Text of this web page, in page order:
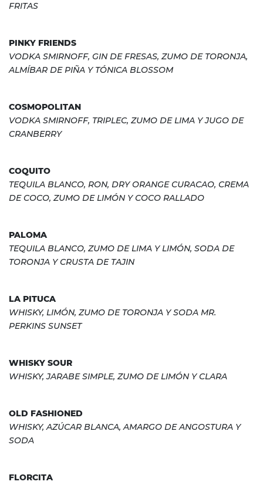
FRITAS
PINKY FRIENDS
VODKA SMIRNOFF, GIN DE FRESAS, ZUMO DE TORONJA,
ALMÍBAR DE PIÑA Y TÓNICA BLOSSOM
COSMOPOLITAN
VODKA SMIRNOFF, TRIPLEC, ZUMO DE LIMA Y JUGO DE
CRANBERRY
COQUITO
TEQUILA BLANCO, RON, DRY ORANGE CURACAO, CREMA
DE COCO, ZUMO DE LIMÓN Y COCO RALLADO
PALOMA
TEQUILA BLANCO, ZUMO DE LIMA Y LIMÓN, SODA DE
TORONJA Y CRUSTA DE TAJIN
LA PITUCA
WHISKY, LIMÓN, ZUMO DE TORONJA Y SODA MR.
PERKINS SUNSET
WHISKY SOUR
WHISKY, JARABE SIMPLE, ZUMO DE LIMÓN Y CLARA
OLD FASHIONED
WHISKY, AZÚCAR BLANCA, AMARGO DE ANGOSTURA Y
SODA
FLORCITA